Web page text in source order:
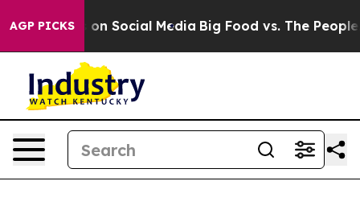
AGP PICKS
Social Media Big Food vs. The People. Big Food’s